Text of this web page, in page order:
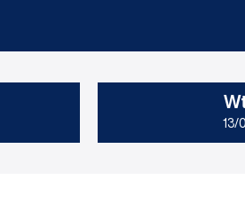
13/